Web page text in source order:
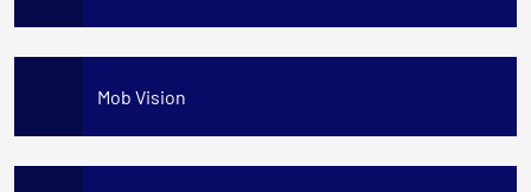
Mob Vision